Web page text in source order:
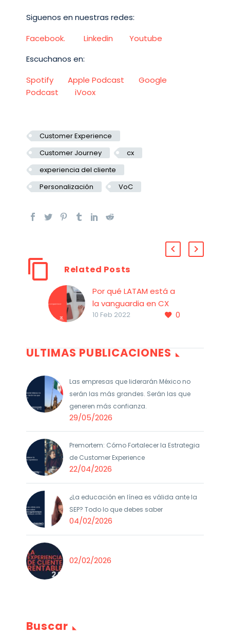
Siguenos en nuestras redes:
Facebook.
Linkedin
Youtube
Escuchanos en:
Spotify
Apple Podcast
Google
Podcast
iVoox
Customer Experience
Customer Journey
cx
experiencia del cliente
Personalización
VoC
Related Posts
Por qué LATAM está a
la vanguardia en CX
América Latina ha
que las empresas
sus relaciones con los
clientes
0
10 Feb 2022
ULTIMAS PUBLICACIONES
Las empresas que liderarán México no
serán las más grandes. Serán las que
generen más confianza.
29/05/2026
Premortem: Cómo Fortalecer la Estrategia
de Customer Experience
22/04/2026
¿La educación en línea es válida ante la
SEP? Todo lo que debes saber
04/02/2026
02/02/2026
Buscar